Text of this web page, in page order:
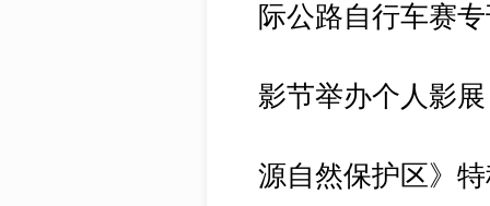
际公路自行车赛
影节举办个人影
源自然保护区》